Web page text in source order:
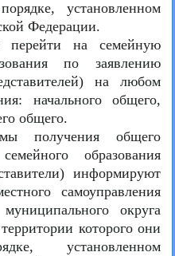
установленном
Федерации.
перейти на семейную
по заявлению
на любом
начального общего,
общего.
получения общего
образования
информируют
самоуправления
округа
которого они
установленном